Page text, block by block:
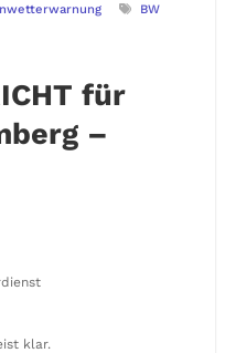
BW
für
–
klar.